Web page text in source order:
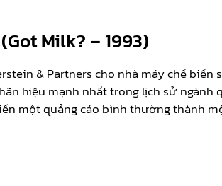
Milk? – 1993)
& Partners cho nhà máy chế
hiệu mạnh nhất trong lịch sử ngành
một quảng cáo bình thường thành